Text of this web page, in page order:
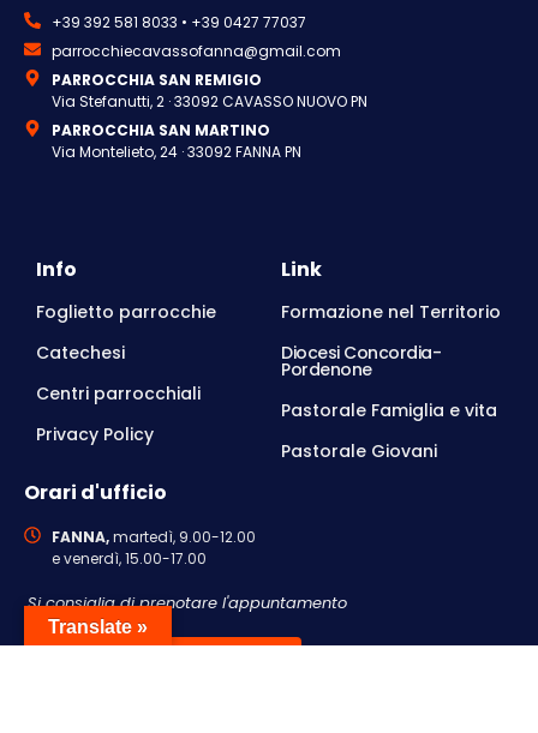
+39 392 581 8033 • +39 0427 77037
parrocchiecavassofanna@gmail.com
PARROCCHIA SAN REMIGIO
Via Stefanutti, 2 · 33092 CAVASSO NUOVO PN
PARROCCHIA SAN MARTINO
Via Montelieto, 24 · 33092 FANNA PN
Info
Foglietto parrocchie
Catechesi
Centri parrocchiali
Privacy Policy
Link
Formazione nel Territorio
Diocesi Concordia-
Pordenone
Pastorale Famiglia e vita
Pastorale Giovani
Orari d'ufficio
FANNA,martedì, 9.00-12.00
e venerdì, 15.00-17.00
Si consiglia di prenotare l'appuntamento
Translate »